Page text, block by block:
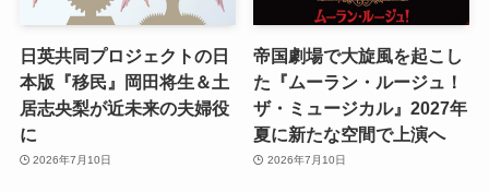
日英共同プロジェクトの日
本版『移民』岡田将生＆土
居志央梨が近未来の夫婦役
に
2026年7月10日
帝国劇場で大旋風を起こし
た『ムーラン・ルージュ！
ザ・ミュージカル』2027年
夏に新たな空間で上演へ
2026年7月10日